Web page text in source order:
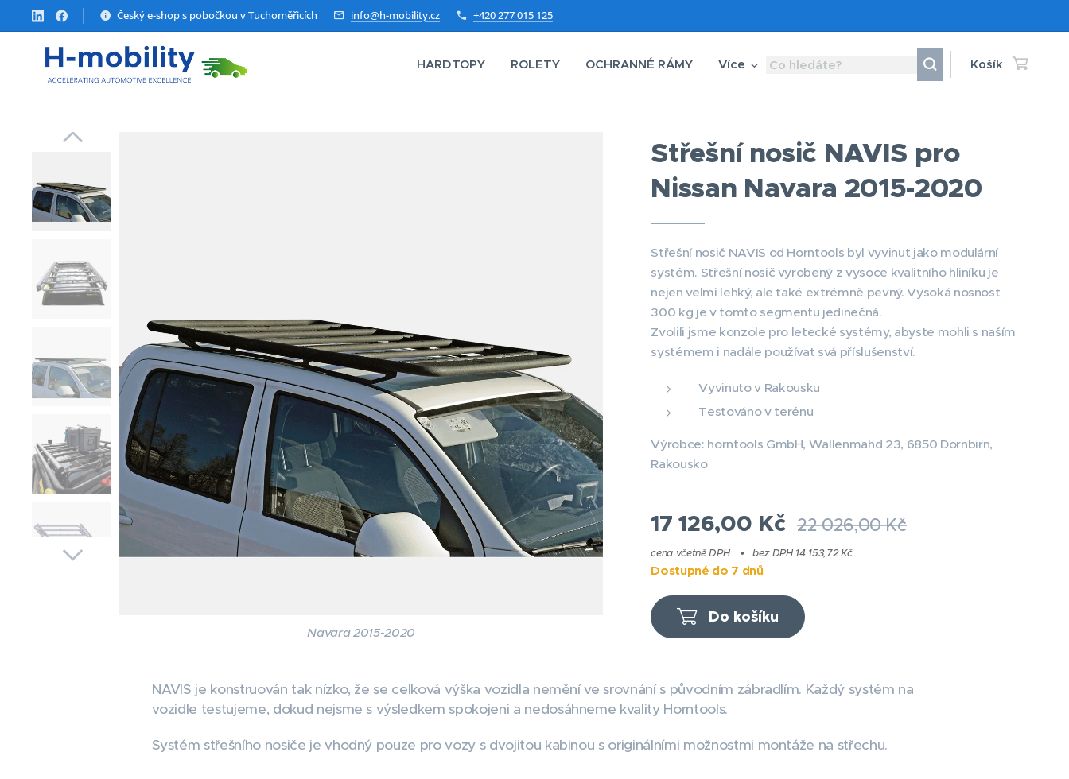
Český e-shop s pobočkou v Tuchoměřicích info@h-mobility.cz +420 277 015 125
HARDTOPY ROLETY OCHRANNÉ RÁMY Více Košík
Střešní nosič NAVIS pro
Nissan Navara 2015-2020
Navara 2015-2020
Střešní nosič NAVIS od Horntools byl vyvinut jako modulární
systém. Střešní nosič vyrobený z vysoce kvalitního hliníku je
nejen velmi lehký, ale také extrémně pevný. Vysoká nosnost
300 kg je v tomto segmentu jedinečná.
Zvolili jsme konzole pro letecké systémy, abyste mohli s naším
systémem i nadále používat svá příslušenství.
Vyvinuto v Rakousku
Testováno v terénu
Výrobce: horntools GmbH, Wallenmahd 23, 6850 Dornbirn,
Rakousko
17 126,00 Kč 22 026,00Kč
cena včetně DPH bez DPH 14 153,72 Kč
Dostupné do 7 dnů
Do košíku
NAVIS je konstruován tak nízko, že se celková výška vozidla nemění ve srovnání s původním zábradlím. Každý systém na
vozidle testujeme, dokud nejsme s výsledkem spokojeni a nedosáhneme kvality Horntools.
Systém střešního nosiče je vhodný pouze pro vozy s dvojitou kabinou s originálními možnostmi montáže na střechu.